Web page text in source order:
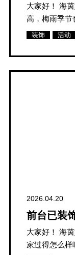
大家好！ 海
高，梅雨季
装饰 活动
2026.04.20
前台已装
大家好！ 海
家过得怎么